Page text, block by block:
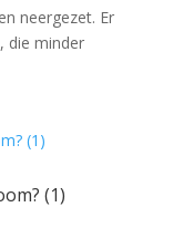
neergezet. Er
die minder
(1)